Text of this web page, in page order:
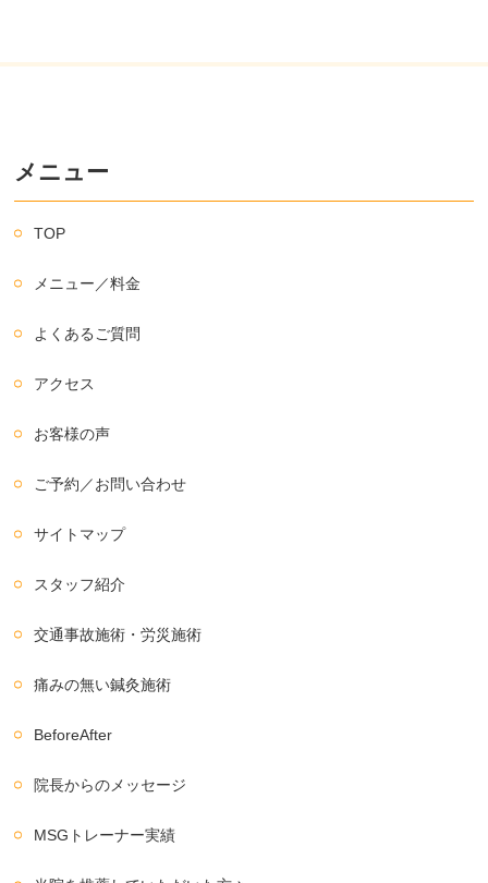
メニュー
TOP
メニュー／料金
よくあるご質問
アクセス
お客様の声
ご予約／お問い合わせ
サイトマップ
スタッフ紹介
交通事故施術・労災施術
痛みの無い鍼灸施術
BeforeAfter
院長からのメッセージ
MSGトレーナー実績